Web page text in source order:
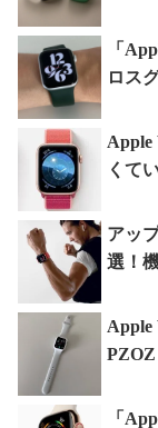
「
ロス
Apple
くて
アッ
選！
Apple
PZOZ
「